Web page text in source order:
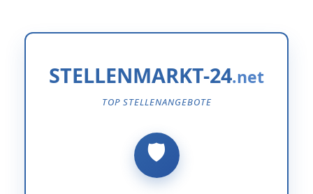
STELLENMARKT-24
TOP STELLENANGEBOTE